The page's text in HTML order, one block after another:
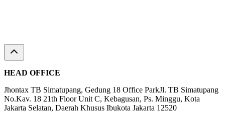
HEAD OFFICE
Jhontax TB Simatupang, Gedung 18 Office ParkJl. TB Simatupang
No.Kav. 18 21th Floor Unit C, Kebagusan, Ps. Minggu, Kota
Jakarta Selatan, Daerah Khusus Ibukota Jakarta 12520